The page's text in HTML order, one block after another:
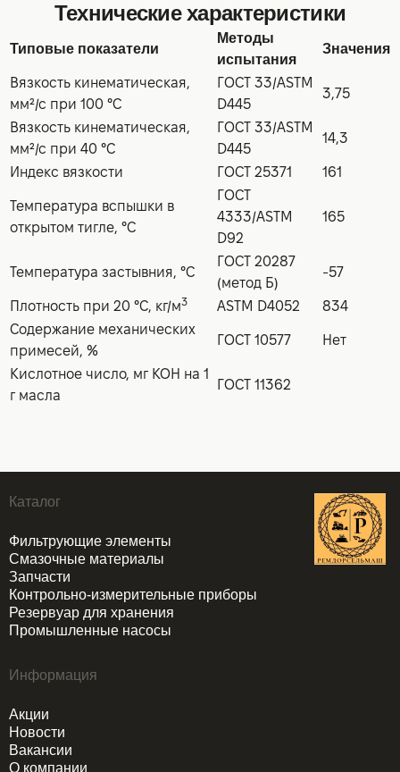
Технические характеристики
Типовые показатели
Методы
испытания
Значения
Вязкость кинематическая,
мм²/с при 100 °C
ГОСТ 33/ASTM
D445
3,75
Вязкость кинематическая,
мм²/с при 40 °C
ГОСТ 33/ASTM
D445
14,3
Индекс вязкости ГОСТ 25371 161
Температура вспышки в
открытом тигле, °C
ГОСТ
4333/ASTM
D92
165
Температура застывния, °C
ГОСТ 20287
(метод Б)
-57
Плотность при 20 °С, кг/м3 ASTM D4052
834
Содержание механических
примесей, %
ГОСТ 10577 Нет
Кислотное число, мг КОН на 1
г масла
ГОСТ 11362
Каталог
Фильтрующие элементы
Смазочные материалы
Запчасти
Контрольно-измерительные приборы
Резервуар для хранения
Промышленные насосы
Информация
Акции
Новости
Вакансии
О компании